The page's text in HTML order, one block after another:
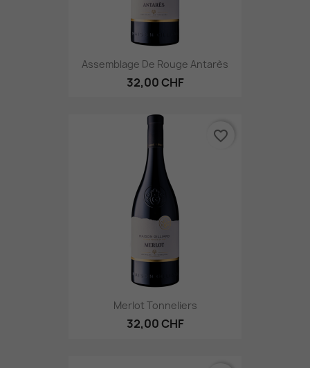
Assemblage De Rouge Antarès
32,00 CHF
Merlot Tonneliers
32,00 CHF
favorite_border